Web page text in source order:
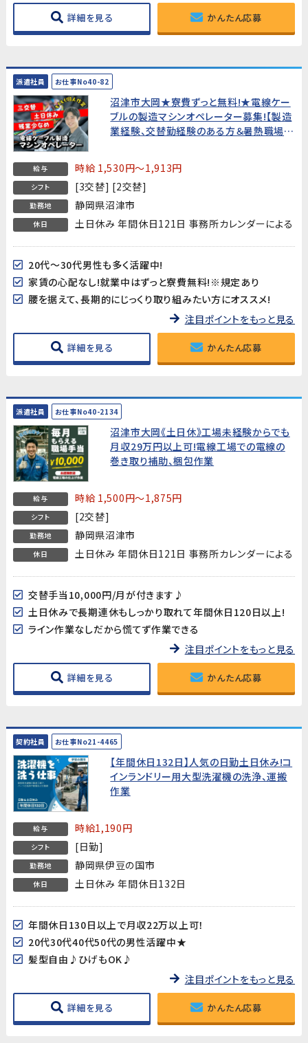
詳細を見る かんたん応募
派遣社員 お仕事No40-82
沼津市大岡★寮費ずっと無料!★電線ケー
ブルの製造マシンオペレーター募集!【製造
業経験、交替勤経験のある方＆暑熱職場
給与 時給 1,530円～1,913円
シフト [3交替] [2交替]
勤務地 静岡県沼津市
休日 土日休み 年間休日121日 事務所カレンダーによる
20代～30代男性も多く活躍中!
家賃の心配なし!就業中はずっと寮費無料!※規定あり
腰を据えて、長期的にじっくり取り組みたい方にオススメ!
注目ポイントをもっと見る
詳細を見る かんたん応募
派遣社員 お仕事No40-2134
沼津市大岡《土日休》工場未経験からでも
月収29万円以上可!電線工場での電線の
巻き取り補助、梱包作業
給与 時給 1,500円～1,875円
シフト [2交替]
勤務地 静岡県沼津市
休日 土日休み 年間休日121日 事務所カレンダーによる
交替手当10,000円/月が付きます♪
土日休みで長期連休もしっかり取れて年間休日120日以上!
ライン作業なしだから慌てず作業できる
注目ポイントをもっと見る
詳細を見る かんたん応募
契約社員 お仕事No21-4465
【年間休日132日】人気の日勤土日休み!コ
インランドリー用大型洗濯機の洗浄、運搬
作業
給与 時給1,190円
シフト [日勤]
勤務地 静岡県伊豆の国市
休日 土日休み 年間休日132日
年間休日130日以上で月収22万以上可！
20代30代40代50代の男性活躍中★
髪型自由♪ひげもOK♪
注目ポイントをもっと見る
詳細を見る かんたん応募